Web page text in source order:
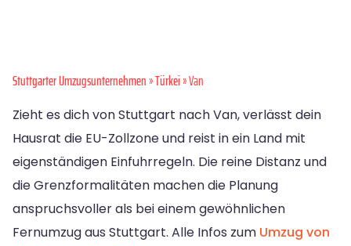
Stuttgarter Umzugsunternehmen»Türkei» Van
Zieht es dich von Stuttgart nach Van, verlässt dein
Hausrat die EU-Zollzone und reist in ein Land mit
eigenständigen Einfuhrregeln. Die reine Distanz und
die Grenzformalitäten machen die Planung
anspruchsvoller als bei einem gewöhnlichen
Fernumzug aus Stuttgart. Alle Infos zum Umzug von